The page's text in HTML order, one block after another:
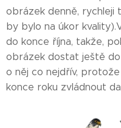
obrázek denně, rychleji
by bylo na úkor
do konce října, takže,
obrázek dostat ještě
o něj co nejdřív,
konce roku zvládnout